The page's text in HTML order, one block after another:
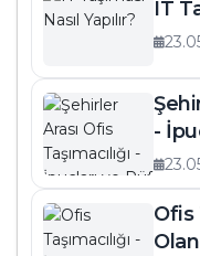
IT
-
Ofis